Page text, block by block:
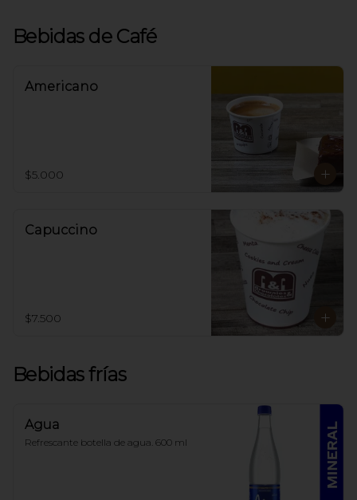
Bebidas de Café
Americano
$5.000
Capuccino
$7.500
Bebidas frías
Agua
Refrescante botella de agua. 600 ml